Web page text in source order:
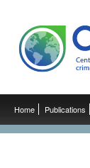
Home Publications